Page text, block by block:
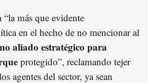
más que evidente
en el hecho de no mencionar al
aliado estratégico para
protegido”, reclamando tejer
agentes del sector, ya sean